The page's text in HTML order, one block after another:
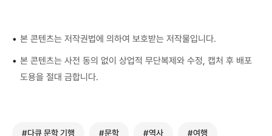
• 본 콘텐츠는 저작권법에 의하여 보호받는 저작물입니다.
• 본 콘텐츠는 사전 동의 없이 상업적 무단복제와 수정, 캡처 후 배포
도용을 절대 금합니다.
#다큐 문학 기행 #문학 #역사 #여행